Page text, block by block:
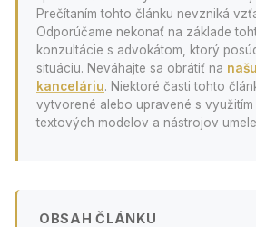
Prečítaním tohto článku nevzniká
Odporúčame nekonať na základe
konzultácie s advokátom, ktorý
situáciu. Neváhajte sa obrátiť na
kanceláriu. Niektoré časti tohto
vytvorené alebo upravené s
textových modelov a nástrojov
OBSAH ČLÁNKU